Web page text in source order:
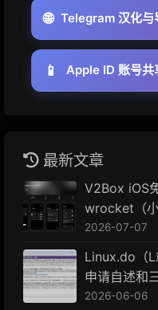
🌐 Telegram 汉化与
📱 Apple ID 账号共
最新文章
V2Box iOS
wrocket（
2026-07-07
Linux.do（L
申请自述和
2026-06-06